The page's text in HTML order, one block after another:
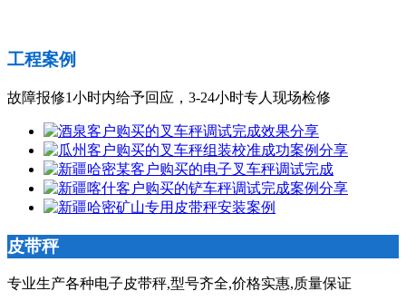
工程案例
故障报修1小时内给予回应，3-24小时专人现场检修
皮带秤
专业生产各种电子皮带秤,型号齐全,价格实惠,质量保证